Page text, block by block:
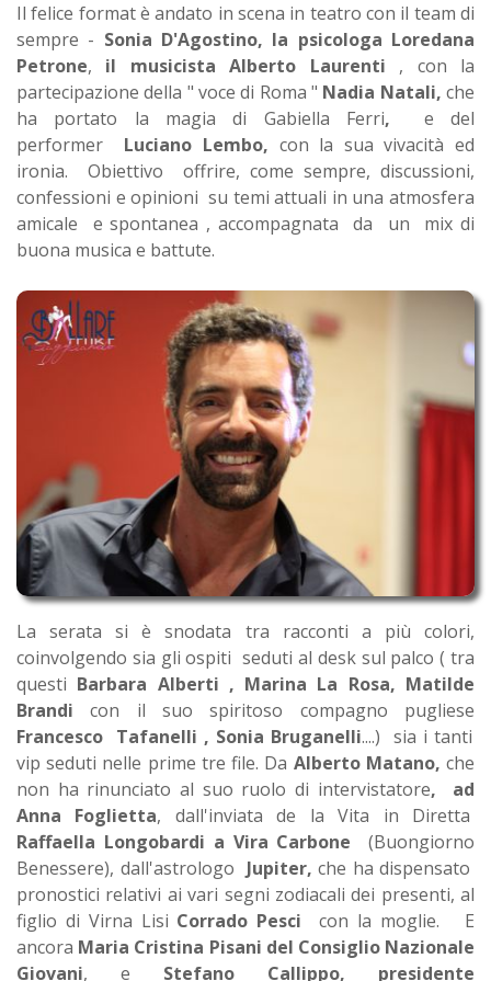
Il felice format è andato in scena in teatro con il team di
sempre - Sonia D'Agostino, la psicologa Loredana
Petrone, il musicista Alberto Laurenti , con la
partecipazione della " voce di Roma " Nadia Natali,che
ha portato la magia di Gabiella Ferri,
e del
performer Luciano Lembo, con la sua vivacità ed
ironia. Obiettivo offrire, come sempre, discussioni,
confessioni e opinioni su temi attuali in una atmosfera
amicale e spontanea , accompagnata da un mix di
buona musica e battute.
La serata si è snodata tra racconti a più colori,
coinvolgendo sia gli ospiti seduti al desk sul palco ( tra
questi Barbara Alberti , Marina La Rosa, Matilde
Brandi con il suo spiritoso compagno pugliese
Francesco Tafanelli , Sonia Bruganelli....) sia i tanti
vip seduti nelle prime tre file. Da Alberto Matano, che
non ha rinunciato al suo ruolo di intervistatore, ad
Anna Foglietta, dall'inviata de la Vita in Diretta
Raffaella Longobardi a Vira Carbone (Buongiorno
Benessere), dall'astrologo Jupiter, che ha dispensato
pronostici relativi ai vari segni zodiacali dei presenti, al
figlio di Virna Lisi Corrado Pesci
con la moglie. E
ancora Maria Cristina Pisani del Consiglio Nazionale
Giovani, e Stefano Callippo, presidente